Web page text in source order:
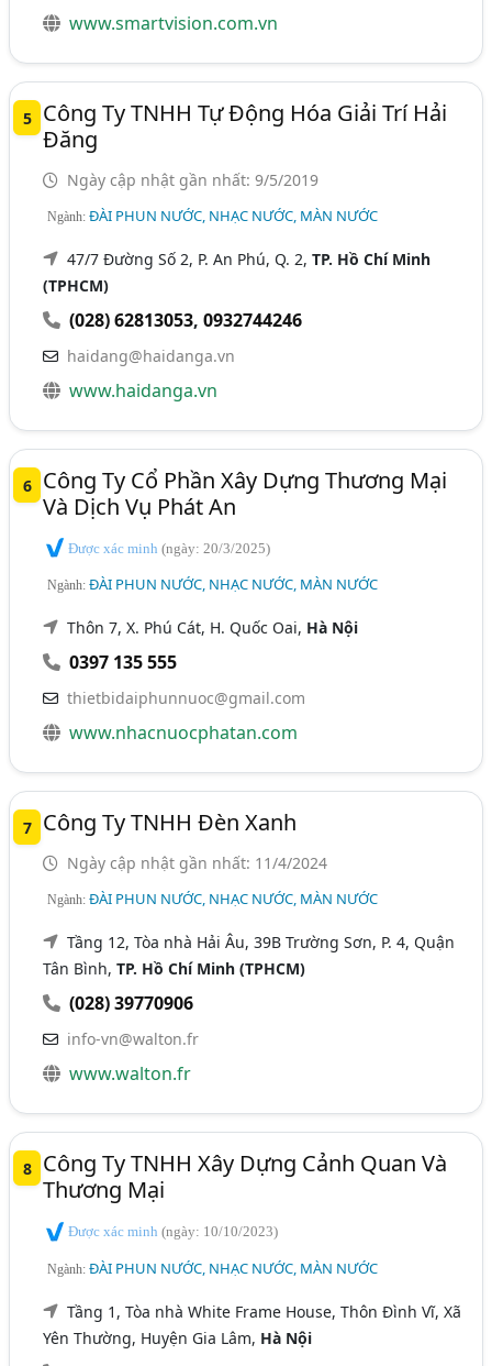
www.smartvision.com.vn
5
Công Ty TNHH Tự Động Hóa Giải Trí Hải
Đăng
Ngày cập nhật gần nhất: 9/5/2019
Ngành:ĐÀI PHUN NƯỚC, NHẠC NƯỚC, MÀN NƯỚC
47/7 Đường Số 2, P. An Phú, Q. 2,TP. Hồ Chí Minh
(TPHCM)
(028) 62813053,0932744246
haidang@haidanga.vn
www.haidanga.vn
6
Công Ty Cổ Phần Xây Dựng Thương Mại
Và Dịch Vụ Phát An
Được xác minh(ngày: 20/3/2025)
Ngành:ĐÀI PHUN NƯỚC, NHẠC NƯỚC, MÀN NƯỚC
Thôn 7, X. Phú Cát, H. Quốc Oai, Hà Nội
0397 135 555
thietbidaiphunnuoc@gmail.com
www.nhacnuocphatan.com
7 Công Ty TNHH Đèn Xanh
Ngày cập nhật gần nhất: 11/4/2024
Ngành:ĐÀI PHUN NƯỚC, NHẠC NƯỚC, MÀN NƯỚC
Tầng 12, Tòa nhà Hải Âu, 39B Trường Sơn, P. 4, Quận
Tân Bình,TP. Hồ Chí Minh (TPHCM)
(028) 39770906
info-vn@walton.fr
www.walton.fr
8
Công Ty TNHH Xây Dựng Cảnh Quan Và
Thương Mại
Được xác minh(ngày: 10/10/2023)
Ngành:ĐÀI PHUN NƯỚC, NHẠC NƯỚC, MÀN NƯỚC
Tầng 1, Tòa nhà White Frame House, Thôn Đình Vĩ, Xã
Yên Thường, Huyện Gia Lâm, Hà Nội